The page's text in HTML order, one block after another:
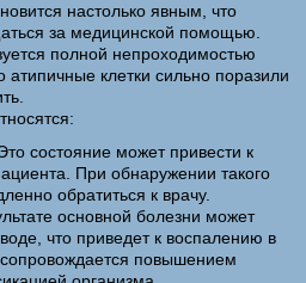
настолько явным, что
за медицинской помощью.
полной непроходимостью
атипичные клетки сильно поразили
состояние может привести к
При обнаружении такого
обратиться к врачу.
основной болезни может
что приведет к воспалению в
повышением